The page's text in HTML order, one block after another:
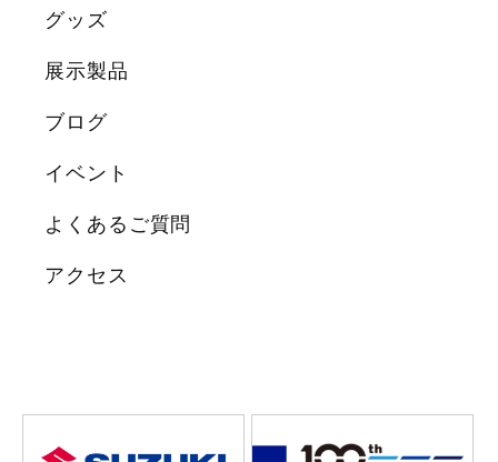
グッズ
展示製品
ブログ
イベント
よくあるご質問
アクセス